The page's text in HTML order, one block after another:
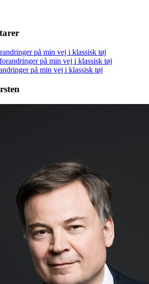
på min vej i klassisk tøj
på min vej i klassisk tøj
på min vej i klassisk tøj